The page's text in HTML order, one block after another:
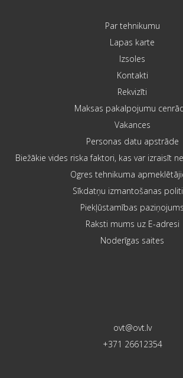
Par tehnikumu
Lapas karte
Izsoles
Kontakti
Rekvizīti
Maksas pakalpojumu
Vakances
Personas datu apstrāde
Biežākie vides riska faktori, kas var izraisīt
Ogres tehnikuma
Sīkdatņu izmantošanas
Piekļūstamības paziņojums
Raksti mums uz E-adresi
Noderīgas saites
ovt@ovt.lv
+371 26612354